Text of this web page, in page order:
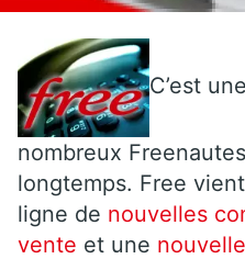
C’est
nombreux
longtemps. Free
ligne de nouvelles
vente et une